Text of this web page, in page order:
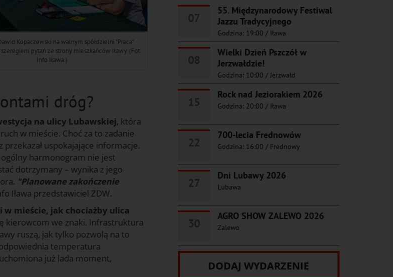
Kopaczewski na walnym spółdzielni "Praca"
pytań ze strony mieszkańców Iławy. (Fot.
Info Iława.)
dróg?
na ulicy Lubawskiej, która
w mieście. Choć za to zadanie
uspokajające informacje.
ogólny harmonogram nie jest
dotrzymany – wynika z jego
"Planowane zakończenie
Iława przedstawiciel ZDW.
mieście, jak chociażby ulica
kierowcom we znaki. Infrastruktura
ruszą, jak tylko pozwolą na to
temperatura
już lada moment,
55. Międzynarodowy Festiwal
Jazzu Tradycyjnego
Godzina: 19:00 / Iława
Wielki Dzień Pszczół w
Jerzwałdzie!
Godzina: 10:00 / Jerzwałd
Rock nad Jeziorakiem 2026
Godzina: 20:00 / Iława
700-lecia Frednowów
Godzina: 16:00 / Frednowy
Dni Lubawy 2026
Lubawa
AGRO SHOW ZALEWO 2026
Zalewo
DODAJ WYDARZENIE